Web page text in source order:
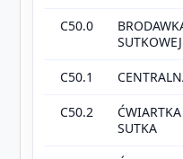
C50.0
SUTKOWEJ
C50.1
C50.2
SUTKA